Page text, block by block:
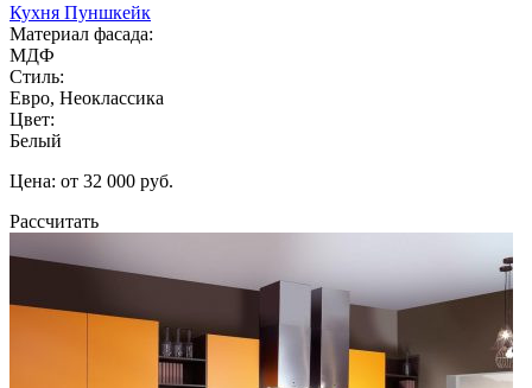
Кухня Пуншкейк
Материал фасада:
МДФ
Стиль:
Евро, Неоклассика
Цвет:
Белый
Цена: от 32 000 руб.
Рассчитать